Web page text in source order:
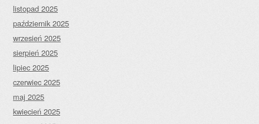
listopad 2025
październik 2025
wrzesień 2025
sierpień 2025
lipiec 2025
czerwiec 2025
maj 2025
kwiecień 2025